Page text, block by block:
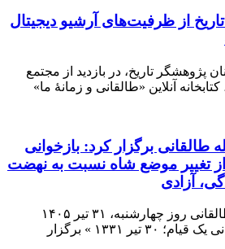
از ظرفیت‌های آرشیو دیجیتال
پژوهشگر تاریخ، در بازدید از مجتمع
آنلاین «طالقانی و زمانهٔ ما»
طالقانی برگزار کرد: بازخوانی
یک قیام؛ ۳۰ تیر ۱۳۳۱از تغییر موضع شاه نسبت به نهضت
آزادی
مجتمع فرهنگی آیت‌الله طالقانی روز چهارشنبه، ۳۱ تیر ۱۴۰۵
تیر ۱۳۳۱ » برگزار